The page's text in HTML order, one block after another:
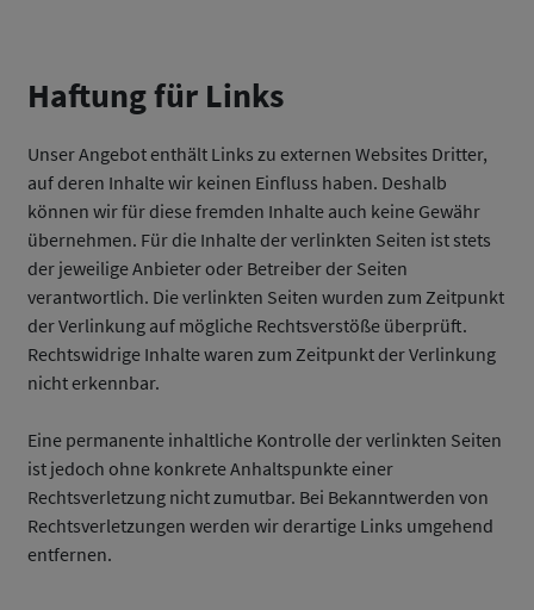
Haftung für Links
Unser Angebot enthält Links zu externen Websites Dritter,
auf deren Inhalte wir keinen Einfluss haben. Deshalb
können wir für diese fremden Inhalte auch keine Gewähr
übernehmen. Für die Inhalte der verlinkten Seiten ist stets
der jeweilige Anbieter oder Betreiber der Seiten
verantwortlich. Die verlinkten Seiten wurden zum Zeitpunkt
der Verlinkung auf mögliche Rechtsverstöße überprüft.
Rechtswidrige Inhalte waren zum Zeitpunkt der Verlinkung
nicht erkennbar.
Eine permanente inhaltliche Kontrolle der verlinkten Seiten
ist jedoch ohne konkrete Anhaltspunkte einer
Rechtsverletzung nicht zumutbar. Bei Bekanntwerden von
Rechtsverletzungen werden wir derartige Links umgehend
entfernen.